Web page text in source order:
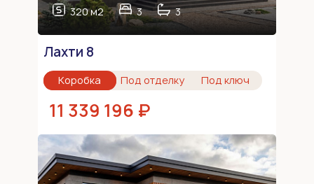
320 м2 3 3
Лахти 8
Коробка Под отделку Под ключ
11 339 196 ₽